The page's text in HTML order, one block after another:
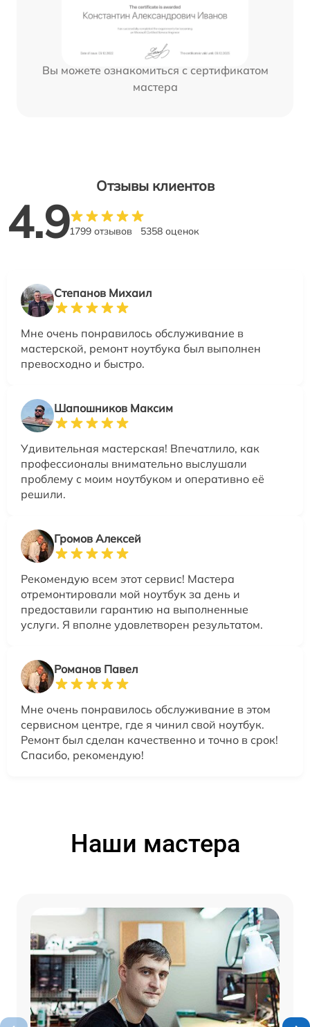
Вы можете ознакомиться с сертификатом
мастера
Отзывы клиентов
4.91799 отзывов 5358 оценок
Степанов Михаил
Мне очень понравилось обслуживание в
мастерской, ремонт ноутбука был выполнен
превосходно и быстро.
Шапошников Максим
Удивительная мастерская! Впечатлило, как
профессионалы внимательно выслушали
проблему с моим ноутбуком и оперативно её
решили.
Громов Алексей
Рекомендую всем этот сервис! Мастера
отремонтировали мой ноутбук за день и
предоставили гарантию на выполненные
услуги. Я вполне удовлетворен результатом.
Романов Павел
Мне очень понравилось обслуживание в этом
сервисном центре, где я чинил свой ноутбук.
Ремонт был сделан качественно и точно в срок!
Спасибо, рекомендую!
Наши мастера